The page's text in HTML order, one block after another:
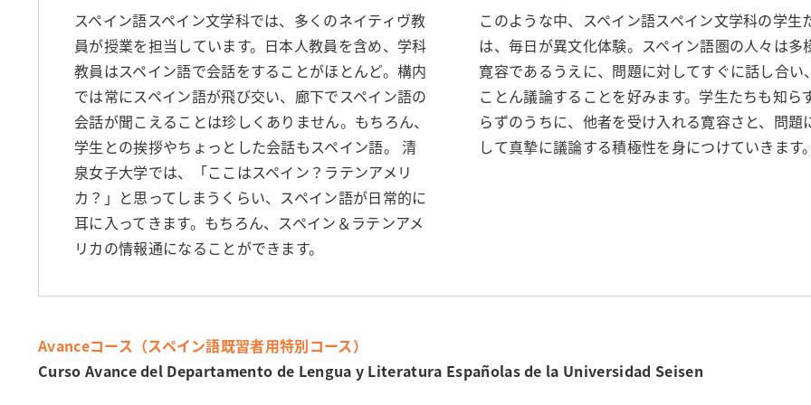
スペイン語スペイン文学科では、多くのネイティヴ教
員が授業を担当しています。日本人教員を含め、学科
教員はスペイン語で会話をすることがほとんど。構内
では常にスペイン語が飛び交い、廊下でスペイン語の
会話が聞こえることは珍しくありません。もちろん、
学生との挨拶やちょっとした会話もスペイン語。 清
泉女子大学では、「ここはスペイン？ラテンアメリ
カ？」と思ってしまうくらい、スペイン語が日常的に
耳に入ってきます。もちろん、スペイン＆ラテンアメ
リカの情報通になることができます。
このような中、スペイン語スペイン文学科の学生
は、毎日が異文化体験。スペイン語圏の人々は多
寛容であるうえに、問題に対してすぐに話し合い
ことん議論することを好みます。学生たちも知ら
らずのうちに、他者を受け入れる寛容さと、問題
して真摯に議論する積極性を身につけていきます。
Avanceコース（スペイン語既習者用特別コース）
Curso Avance del Departamento de Lengua y Literatura Españolas de la Universidad Seisen